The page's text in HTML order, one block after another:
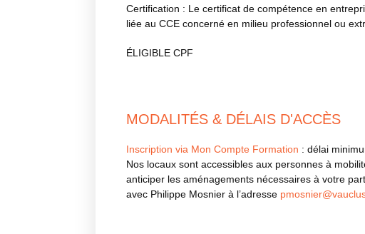
Certification : Le certificat de compétence en
liée au CCE concerné en milieu professionnel ou
ÉLIGIBLE CPF
MODALITÉS & DÉLAIS D'ACCÈS
Inscription via Mon Compte Formation : délai
Nos locaux sont accessibles aux personnes à
anticiper les aménagements nécessaires à votre
avec Philippe Mosnier à l’adresse